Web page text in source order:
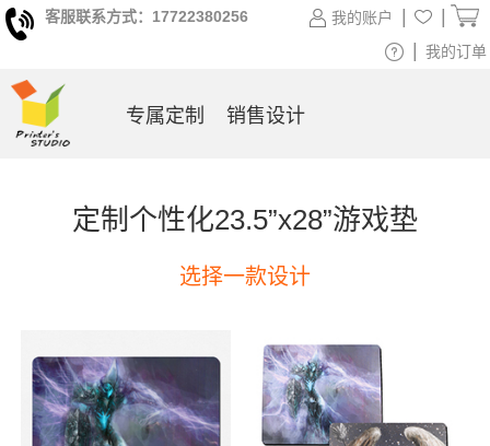
定制个性化23.5”x28”游戏垫
选择一款设计
客服联系方式：17722380256 我的账户
我的订单
专属定制 销售设计